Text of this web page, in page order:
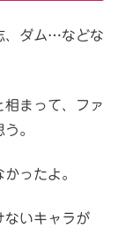
、ダム…などな
相まって、ファ
。
ったよ。
ないキャラが